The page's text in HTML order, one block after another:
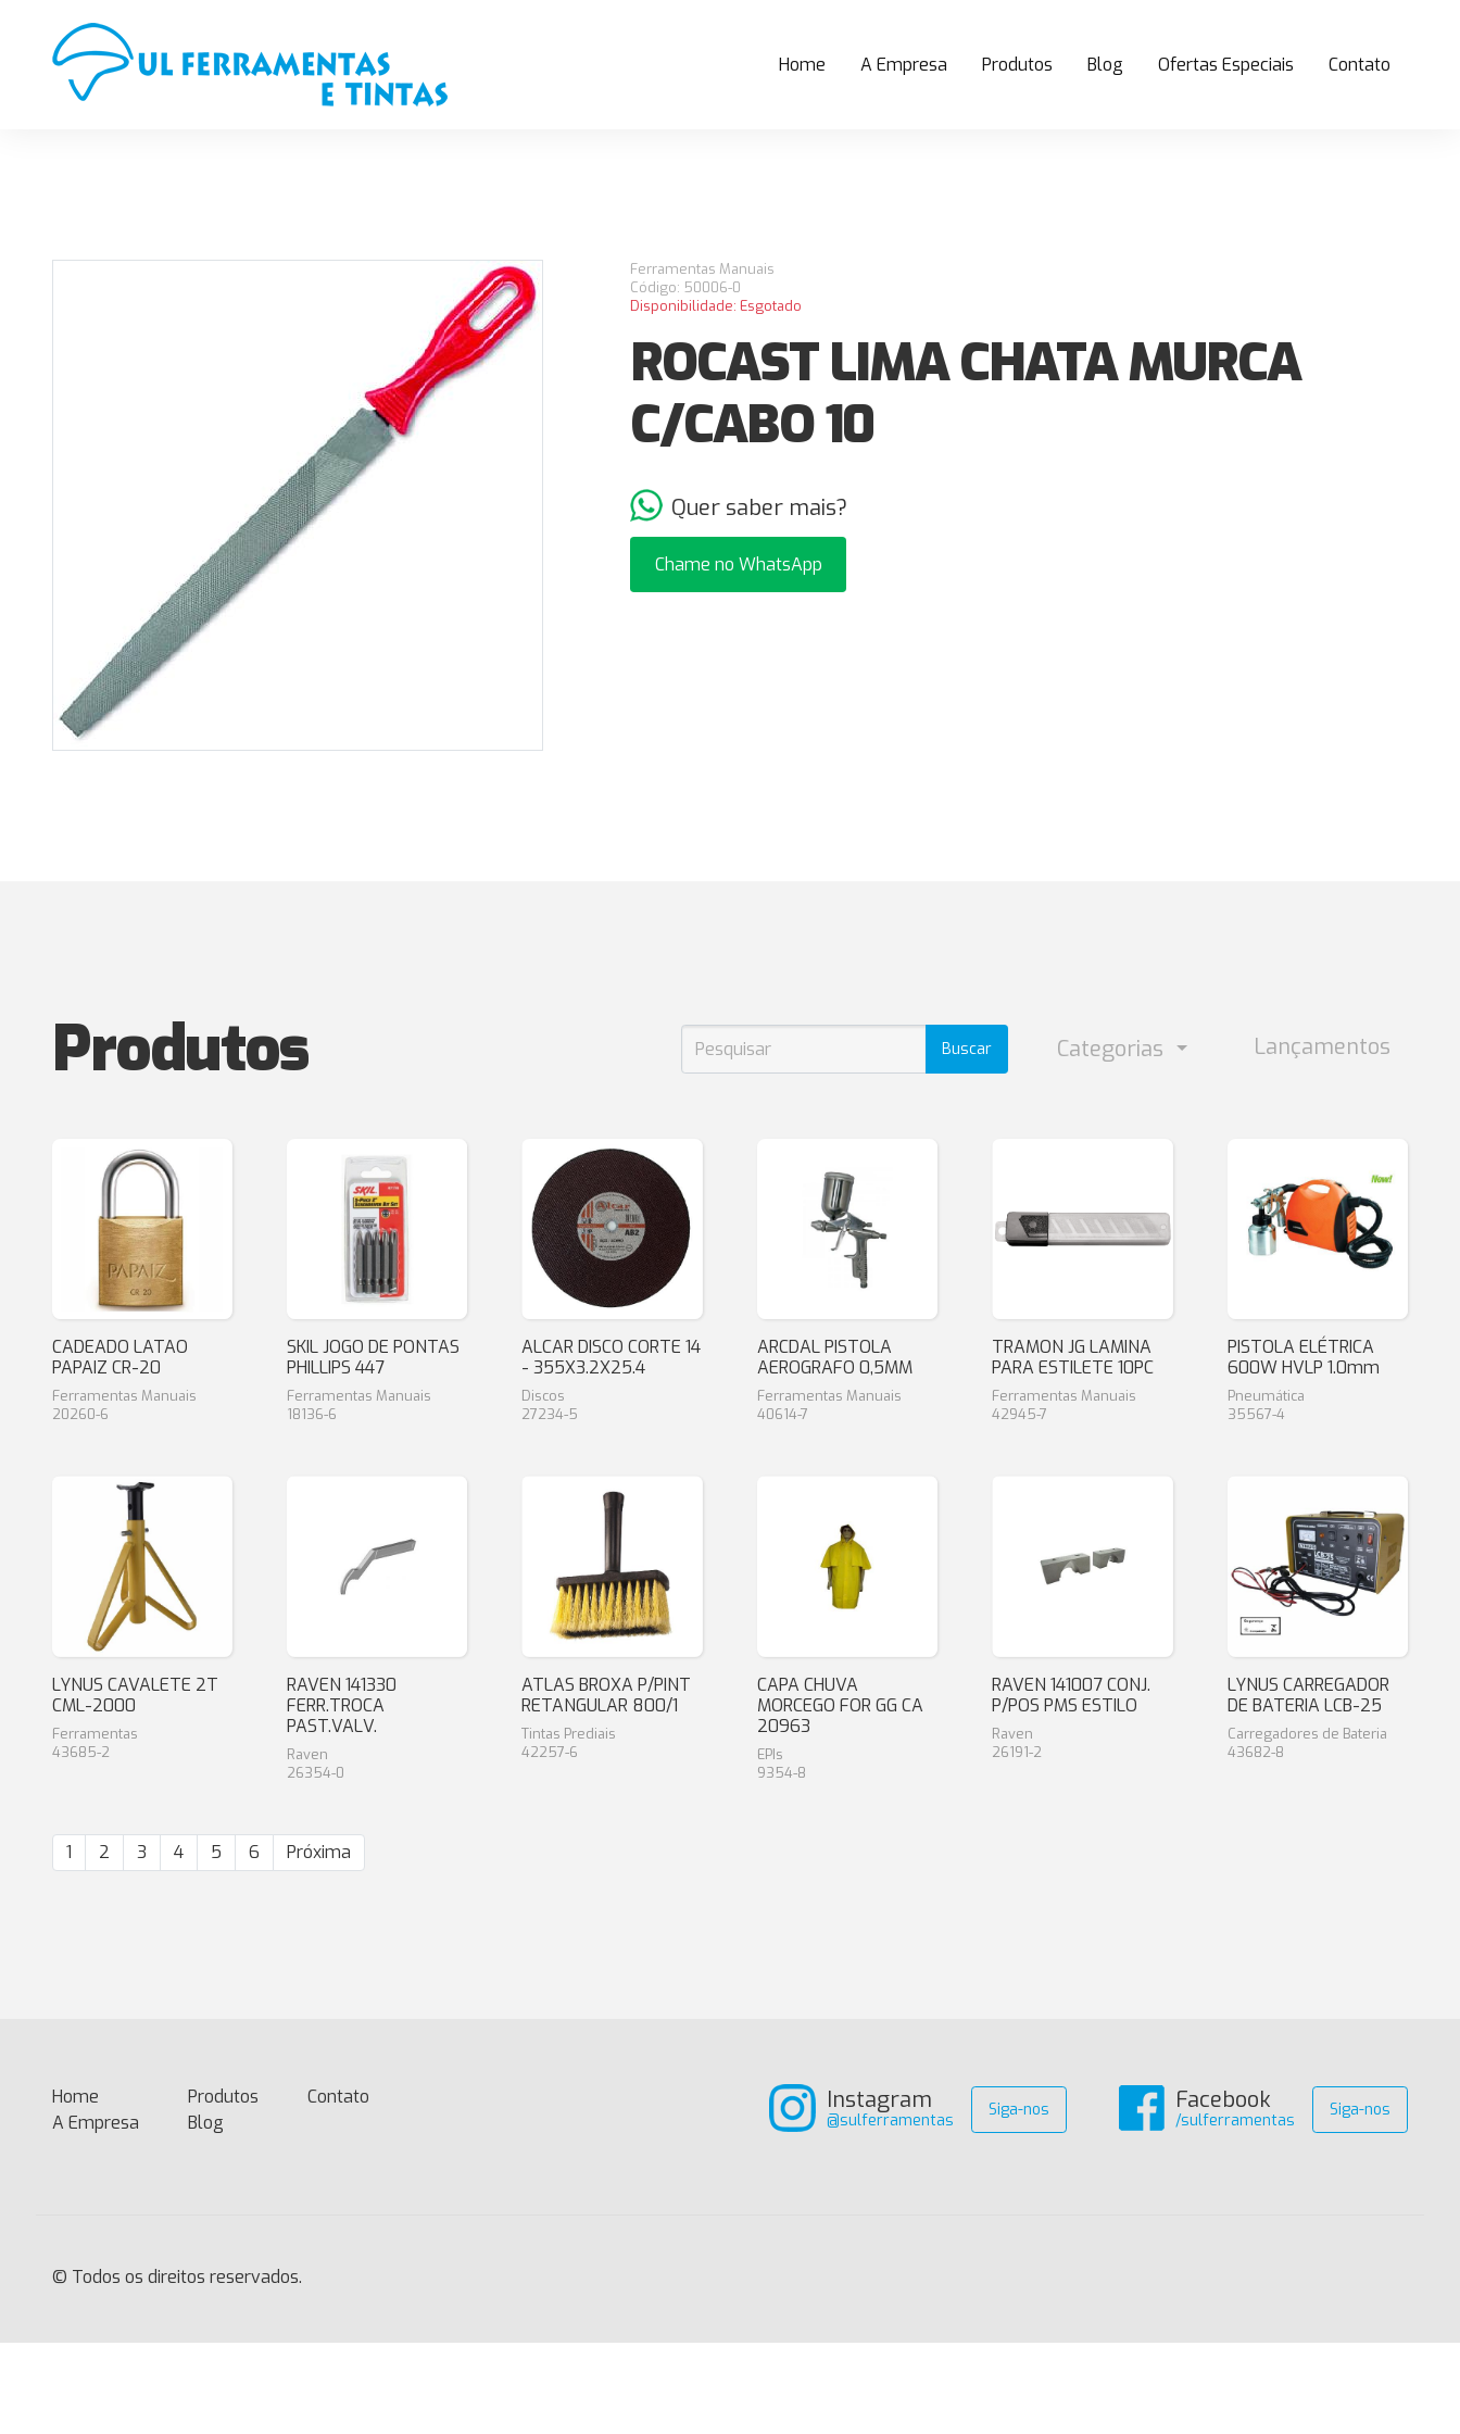
Home
(current)
A Empresa Produtos Blog Ofertas Especiais Contato
Ferramentas Manuais
Código: 50006-0
Disponibilidade: Esgotado
ROCAST LIMA CHATA MURCA
C/CABO 10
Quer saber mais?
Chame no WhatsApp
Produtos Buscar Categorias Lançamentos
CADEADO LATAO
PAPAIZ CR-20
Ferramentas Manuais
20260-6
SKIL JOGO DE PONTAS
PHILLIPS 447
Ferramentas Manuais
18136-6
ALCAR DISCO CORTE 14
- 355X3.2X25.4
Discos
27234-5
ARCDAL PISTOLA
AEROGRAFO 0,5MM
Ferramentas Manuais
40614-7
TRAMON JG LAMINA
PARA ESTILETE 10PC
Ferramentas Manuais
42945-7
PISTOLA ELÉTRICA
600W HVLP 1.0mm
Pneumática
35567-4
LYNUS CAVALETE 2T
CML-2000
Ferramentas
43685-2
RAVEN 141330
FERR.TROCA
PAST.VALV.
Raven
26354-0
ATLAS BROXA P/PINT
RETANGULAR 800/1
Tintas Prediais
42257-6
CAPA CHUVA
MORCEGO FOR GG CA
20963
EPIs
9354-8
RAVEN 141007 CONJ.
P/POS PMS ESTILO
Raven
26191-2
LYNUS CARREGADOR
DE BATERIA LCB-25
Carregadores de Bateria
43682-8
1 2 3 4 5 6 Próxima
Home
A Empresa
Produtos
Blog
Contato Instagram
@sulferramentas
Siga-nos Facebook
/sulferramentas
Siga-nos
© Todos os direitos reservados.